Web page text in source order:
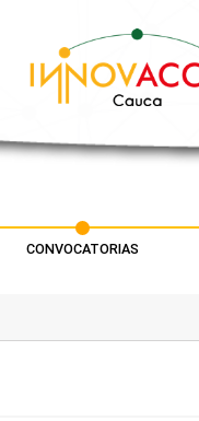
CONVOCATORIAS